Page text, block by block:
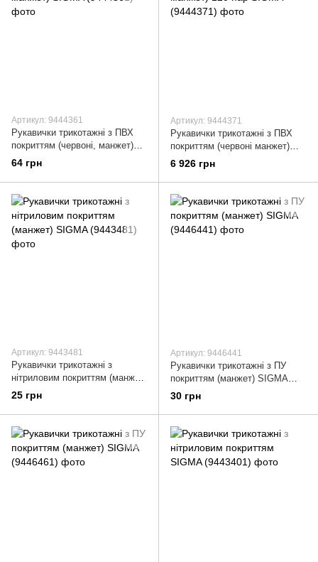
Артикул: 9444361
Рукавички трикотажні з ПВХ
покриттям (червоні, манжет)
SIGMA (9444361)
64 грн
Артикул: 9444371
Рукавички трикотажні з ПВХ
покриттям (червоні манжет)
120 пар SIGMA (9444371)
6 926 грн
Артикул: 9443481
Рукавички трикотажні з
нітриловим покриттям (манжет)
SIGMA (9443481)
25 грн
Артикул: 9446441
Рукавички трикотажні з ПУ
покриттям (манжет) SIGMA
(9446441)
30 грн